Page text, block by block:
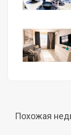
Похожая